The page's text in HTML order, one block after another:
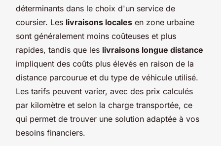
déterminants dans le choix d'un service de
coursier. Les livraisons locales en zone urbaine
sont généralement moins coûteuses et plus
rapides, tandis que les livraisons longue distance
impliquent des coûts plus élevés en raison de la
distance parcourue et du type de véhicule utilisé.
Les tarifs peuvent varier, avec des prix calculés
par kilomètre et selon la charge transportée, ce
qui permet de trouver une solution adaptée à vos
besoins financiers.